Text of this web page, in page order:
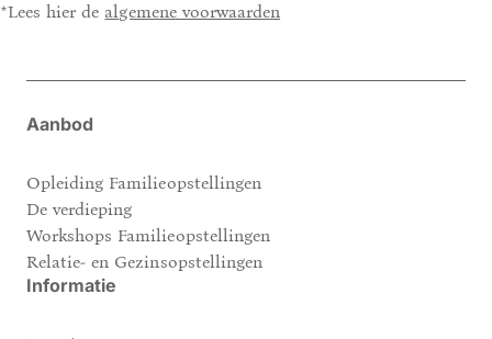
*Lees hier de algemene voorwaarden
Aanbod
Opleiding Familieopstellingen
De verdieping
Workshops Familieopstellingen
Relatie- en Gezinsopstellingen
Informatie